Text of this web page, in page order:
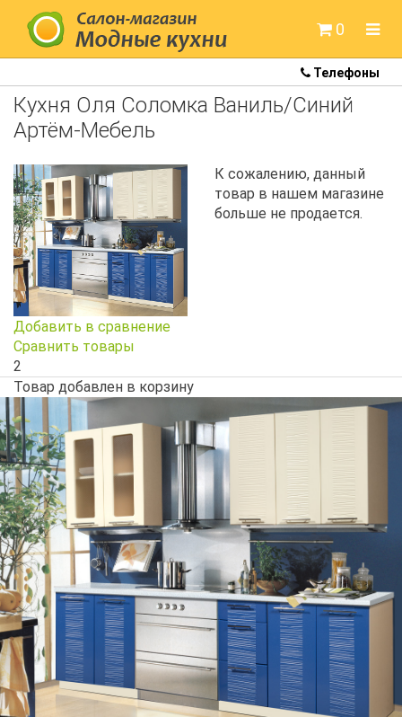
0
Телефоны
Кухни Colorita
Кухни Белдрев
Кухни Метрио
Кухни Неман
Кухни Модница
Кухни под заказ
Кухонные мойки
Столы и стулья
Смесители
Главная
О компании
Каталог
Скидки
Оплата и доставка
Рассрочка
Кухня Оля Соломка Ваниль/Синий
Артём-Мебель
Добавить в сравнение
Сравнить товары
2
К сожалению, данный
товар в нашем магазине
больше не продается.
Товар добавлен в корзину